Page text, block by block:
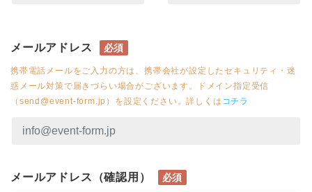
メールアドレス 必須
携帯電話メールをご入力の方は、携帯会社が設定したセキュリティ・迷
惑メール対策で届きづらい場合がございます。ドメイン指定受信
（send@event-form.jp）を設定ください。詳しくは コチラ
メールアドレス（確認用） 必須